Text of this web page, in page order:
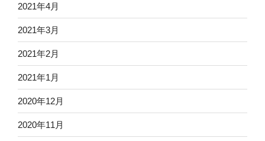
2021年4月
2021年3月
2021年2月
2021年1月
2020年12月
2020年11月